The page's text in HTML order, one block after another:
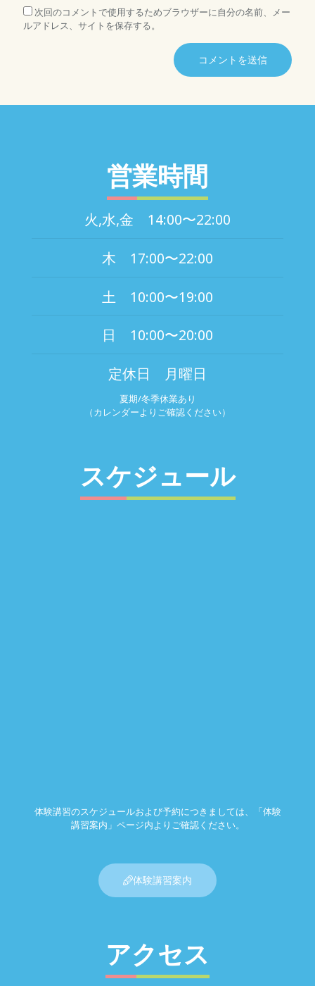
次回のコメントで使用するためブラウザーに自分の名前、メー
ルアドレス、サイトを保存する。
営業時間
火,水,金 14:00〜22:00
木 17:00〜22:00
土 10:00〜19:00
日 10:00〜20:00
定休日 月曜日
夏期/冬季休業あり
（カレンダーよりご確認ください）
スケジュール
体験講習のスケジュールおよび予約につきましては、「体験
講習案内」ページ内よりご確認ください。
体験講習案内
アクセス